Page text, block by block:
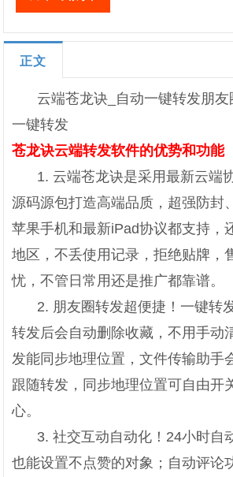
正文
云端苍龙诀_自动一键转发朋
一键转发
苍龙诀云端转发软件的优势和功能
1. 云端苍龙诀是采用最新云端
源码源包打造高端品质，超强防封
苹果手机和最新iPad协议都支持，
地区，不丢使用记录，拒绝贴牌，
忧，不管日常用还是推广都靠谱。
2. 朋友圈转发超便捷！一键转
转发后会自动删除收藏，不用手动
发能同步地理位置，文件传输助手
跟随转发，同步地理位置可自由开
心。
3. 社交互动自动化！24小时自
也能设置不点赞的对象；自动评论